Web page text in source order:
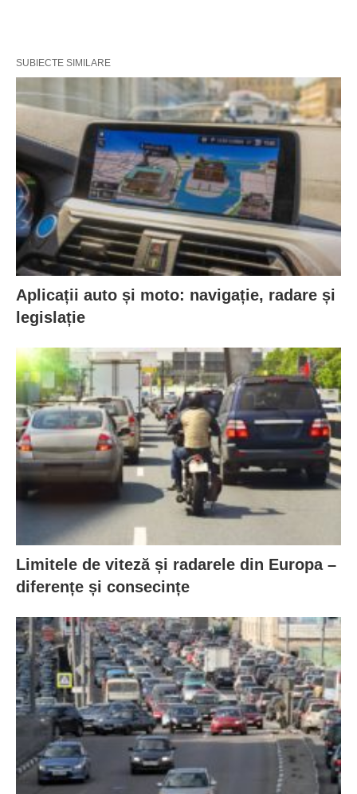
SUBIECTE SIMILARE
Aplicații auto și moto: navigație, radare și
legislație
Limitele de viteză și radarele din Europa –
diferențe și consecințe